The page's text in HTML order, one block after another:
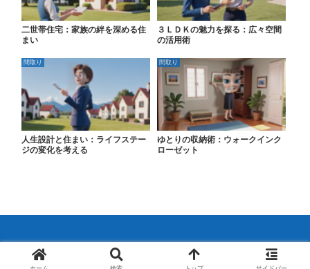
二世帯住宅：家族の絆を深める住
まい
３ＬＤＫの魅力を探る：広々空間
の活用術
間取り
人生設計と住まい：ライフステー
ジの変化を考える
間取り
ゆとりの収納術：ウォークインク
ローゼット
© 2024 不動産のこと超解説.